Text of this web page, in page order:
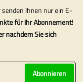
Ihnen nur ein E-
für Ihr Abonnement!
nachdem Sie sich
Abonnieren